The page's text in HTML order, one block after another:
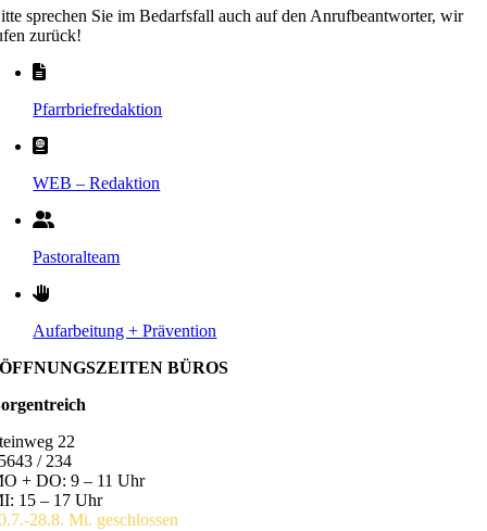
sprechen Sie im Bedarfsfall auch auf den Anrufbeantworter, wir
zurück!
Pfarrbriefredaktion
WEB – Redaktion
Pastoralteam
Aufarbeitung + Prävention
ÖFFNUNGSZEITEN BÜROS
22
/ 234
+ DO: 9 – 11 Uhr
15 – 17 Uhr
28.8. Mi. geschlossen